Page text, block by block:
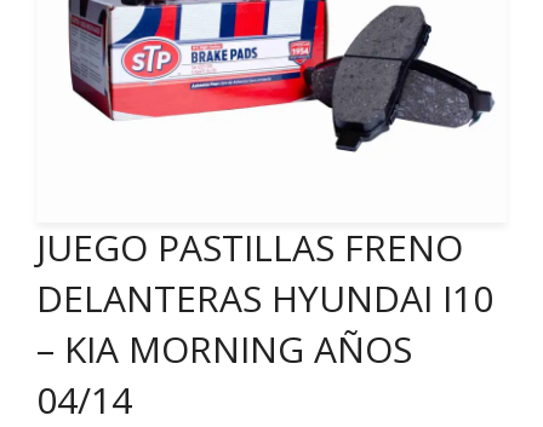
JUEGO PASTILLAS FRENO
DELANTERAS HYUNDAI I10
– KIA MORNING AÑOS
04/14